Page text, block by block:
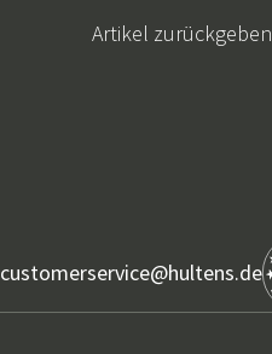
Artikel zurückgeben
customerservice@hultens.de